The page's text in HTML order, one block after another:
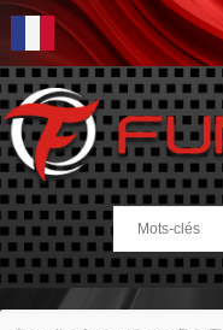
Rechercher